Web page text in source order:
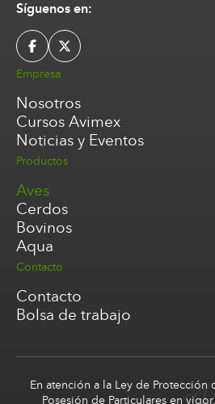
Síguenos en:
Empresa
Nosotros
Cursos Avimex
Noticias y Eventos
Productos
Aves
Cerdos
Bovinos
Aqua
Contacto
Contacto
Bolsa de trabajo
En atención a la Ley de Protección
Posesión de Particulares en